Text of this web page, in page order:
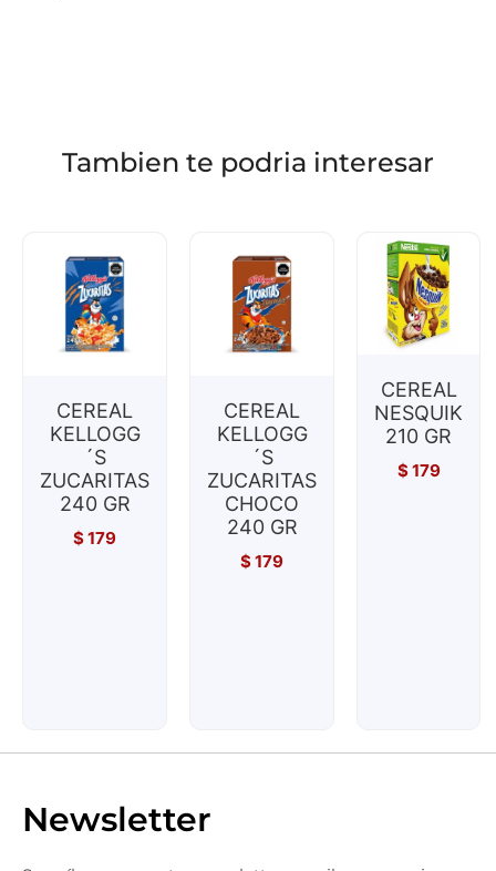
Tambien te podria interesar
CEREAL
KELLOGG
´S
ZUCARITAS
240 GR
$179
CEREAL
KELLOGG
´S
ZUCARITAS
CHOCO
240 GR
$179
CEREAL
NESQUIK
210 GR
$179
Newsletter